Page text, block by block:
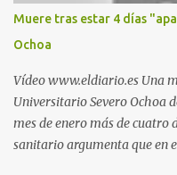
Móstoles También en el
la Policía Local de Leganés
cementerio de Butarque".
Muere tras estar 4 días
Ochoa
Vídeo www.eldiario.es Una
Universitario Severo Ochoa
mes de enero más de cuatro
sanitario argumenta que en